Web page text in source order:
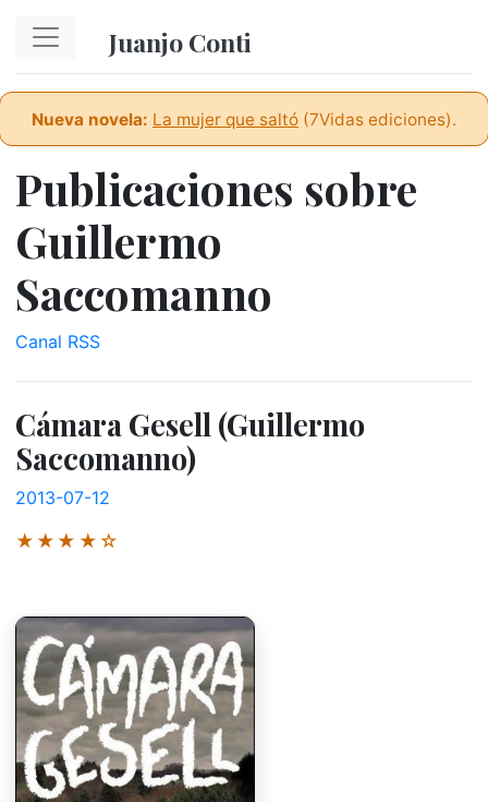
Juanjo Conti
Nueva novela: La mujer que saltó (7Vidas ediciones).
Publicaciones sobre
Guillermo
Saccomanno
Canal RSS
Cámara Gesell (Guillermo
Saccomanno)
2013-07-12
★★★★☆